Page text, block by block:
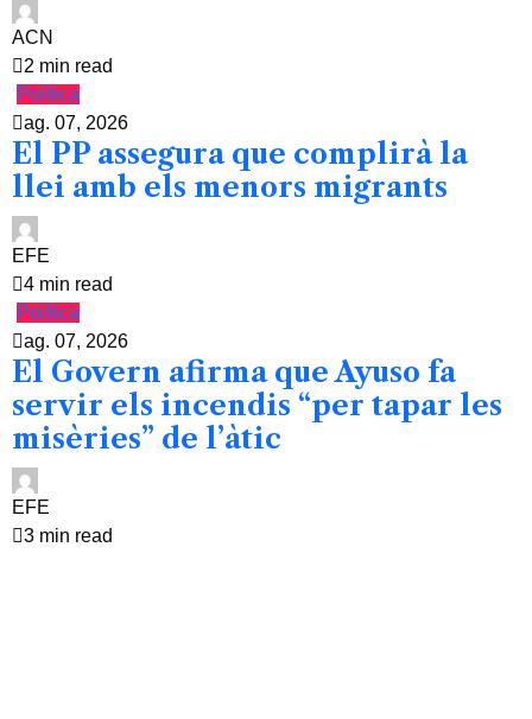
ACN
2 min read
Política
ag. 07, 2026
El PP assegura que complirà la
llei amb els menors migrants
EFE
4 min read
Política
ag. 07, 2026
El Govern afirma que Ayuso fa
servir els incendis “per tapar les
misèries” de l’àtic
EFE
3 min read